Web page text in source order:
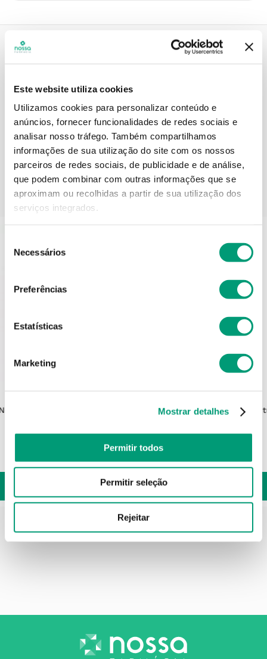
Este website utiliza cookies
Utilizamos cookies para personalizar conteúdo e
anúncios, fornecer funcionalidades de redes sociais e
analisar nosso tráfego. Também compartilhamos
informações de sua utilização do site com os nossos
parceiros de redes sociais, de publicidade e de análise,
que podem combinar com outras informações que se
aproximam ou recolhidas a partir de sua utilização dos
serviços integrados.
Necessários
Preferências
Estatísticas
Marketing
Mostrar detalhes
Permitir todos
Permitir seleção
Rejeitar
Descrição do Produto
Informações técnicas
PODERÁ TAMBÉM GOSTAR
PEETH
Peeth Ligaduras Ligadura Super
3,80 €
ADICIONAR